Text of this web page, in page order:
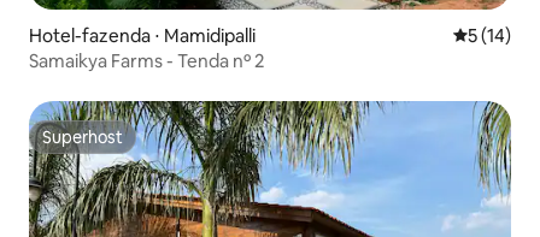
Hotel-fazenda ⋅ Mamidipalli 5 de uma
5 (14)
Samaikya Farms - Tenda nº 2
Superhost
Superhost